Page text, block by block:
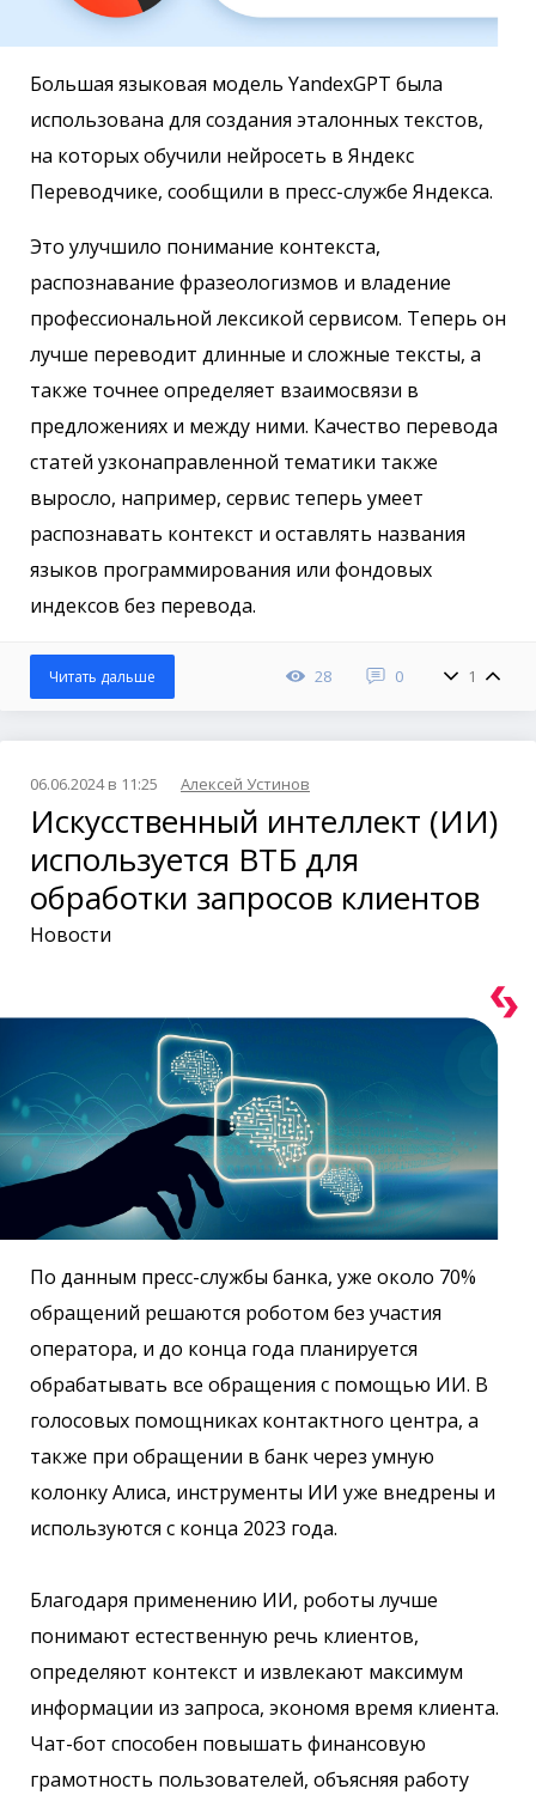
Большая языковая модель YandexGPT была
использована для создания эталонных текстов,
на которых обучили нейросеть в Яндекс
Переводчике, сообщили в пресс-службе Яндекса.
Это улучшило понимание контекста,
распознавание фразеологизмов и владение
профессиональной лексикой сервисом. Теперь он
лучше переводит длинные и сложные тексты, а
также точнее определяет взаимосвязи в
предложениях и между ними. Качество перевода
статей узконаправленной тематики также
выросло, например, сервис теперь умеет
распознавать контекст и оставлять названия
языков программирования или фондовых
индексов без перевода.
28 0 1
Читать дальше
06.06.2024 в 11:25 Алексей Устинов
Искусственный интеллект (ИИ)
используется ВТБ для
обработки запросов клиентов
Новости
По данным пресс-службы банка, уже около 70%
обращений решаются роботом без участия
оператора, и до конца года планируется
обрабатывать все обращения с помощью ИИ. В
голосовых помощниках контактного центра, а
также при обращении в банк через умную
колонку Алиса, инструменты ИИ уже внедрены и
используются с конца 2023 года.
Благодаря применению ИИ, роботы лучше
понимают естественную речь клиентов,
определяют контекст и извлекают максимум
информации из запроса, экономя время клиента.
Чат-бот способен повышать финансовую
грамотность пользователей, объясняя работу